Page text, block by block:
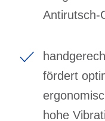
Antirutsch-
fördert
hohe